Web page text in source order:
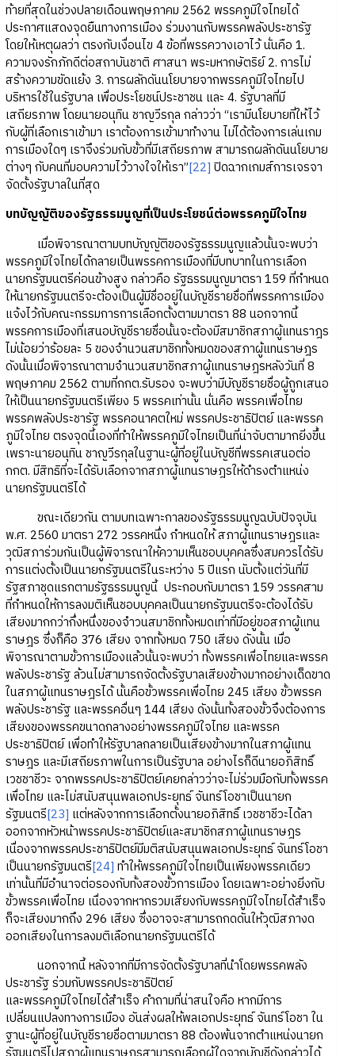
ท้ายที่สุดในช่วงปลายเดือนพฤษภาคม 2562 พรรคภูมิใจไทยได้
ประกาศแสดงจุดยืนทางการเมือง ร่วมงานกับพรรคพลังประชารัฐ
โดยให้เหตุผลว่า ตรงกับเงื่อนไข 4 ข้อที่พรรควางเอาไว้ นั่นคือ 1.
ความจงรักภักดีต่อสถาบันชาติ ศาสนา พระมหากษัตริย์ 2. การไม่
สร้างความขัดแย้ง 3. การผลักดันนโยบายจากพรรคภูมิใจไทยไป
บริหารใช้ในรัฐบาล เพื่อประโยชน์ประชาชน และ 4. รัฐบาลที่มี
เสถียรภาพ โดยนายอนุทิน ชาญวีรกุล กล่าวว่า “เรามีนโยบายที่ให้ไว้
กับผู้ที่เลือกเราเข้ามา เราต้องการเข้ามาทำงาน ไม่ได้ต้องการเล่นเกม
การเมืองใดๆ เราจึงร่วมกับขั้วที่มีเสถียรภาพ สามารถผลักดันนโยบาย
ต่างๆ กับคนที่มอบความไว้วางใจให้เรา”[22] ปิดฉากเกมส์การเจรจา
จัดตั้งรัฐบาลในที่สุด
บทบัญญัติของรัฐธรรมนูญที่เป็นประโยชน์ต่อพรรคภูมิใจไทย
เมื่อพิจารณาตามบทบัญญัติของรัฐธรรมนูญแล้วนั้นจะพบว่า
พรรคภูมิใจไทยได้กลายเป็นพรรคการเมืองที่มีบทบาทในการเลือก
นายกรัฐมนตรีค่อนข้างสูง กล่าวคือ รัฐธรรมนูญมาตรา 159 ที่กำหนด
ให้นายกรัฐมนตรีจะต้องเป็นผู้มีชื่ออยู่ในบัญชีรายชื่อที่พรรคการเมือง
แจ้งไว้กับคณะกรรมการการเลือกตั้งตามมาตรา 88 นอกจากนี้
พรรคการเมืองที่เสนอบัญชีรายชื่อนั้นจะต้องมีสมาชิกสภาผู้แทนราฎร
ไม่น้อยว่าร้อยละ 5 ของจำนวนสมาชิกทั้งหมดของสภาผู้แทนราษฎร
ดังนั้นเมื่อพิจารณาตามจำนวนสมาชิกสภาผู้แทนราษฎรหลังวันที่ 8
พฤษภาคม 2562 ตามที่กกต.รับรอง จะพบว่ามีบัญชีรายชื่อผู้ถูกเสนอ
ให้เป็นนายกรัฐมนตรีเพียง 5 พรรคเท่านั้น นั่นคือ พรรคเพื่อไทย
พรรคพลังประชารัฐ พรรคอนาคตใหม่ พรรคประชาธิปัตย์ และพรรค
ภูมิใจไทย ตรงจุดนี้เองที่ทำให้พรรคภูมิใจไทยเป็นที่น่าจับตามากยิ่งขึ้น
เพราะนายอนุทิน ชาญวีรกุลในฐานะผู้ที่อยู่ในบัญชีที่พรรคเสนอต่อ
กกต. มีสิทธิที่จะได้รับเลือกจากสภาผู้แทนราษฎรให้ดำรงตำแหน่ง
นายกรัฐมนตรีได้
ขณะเดียวกัน ตามบทเฉพาะกาลของรัฐธรรมนูญฉบับปัจจุบัน
พ.ศ. 2560 มาตรา 272 วรรคหนึ่ง กำหนดให้ สภาผู้แทนราษฎรและ
วุฒิสภาร่วมกันเป็นผู้พิจารณาให้ความเห็นชอบบุคคลซึ่งสมควรได้รับ
การแต่งตั้งเป็นนายกรัฐมนตรีในระหว่าง 5 ปีแรก นับตั้งแต่วันที่มี
รัฐสภาชุดแรกตามรัฐธรรมนูญนี้ ประกอบกับมาตรา 159 วรรคสาม
ที่กำหนดให้การลงมติเห็นชอบบุคคลเป็นนายกรัฐมนตรีจะต้องได้รับ
เสียงมากกว่ากึ่งหนึ่งของจำวนสมาชิกทั้งหมดเท่าที่มีอยู่ขอสภาผู้แทน
ราษฎร ซึ่งก็คือ 376 เสียง จากทั้งหมด 750 เสียง ดังนั้น เมื่อ
พิจารณาตามขั้วการเมืองแล้วนั้นจะพบว่า ทั้งพรรคเพื่อไทยและพรรค
พลังประชารัฐ ล้วนไม่สามารถจัดตั้งรัฐบาลเสียงข้างมากอย่างเด็ดขาด
ในสภาผู้แทนราษฎรได้ นั้นคือขั้วพรรคเพื่อไทย 245 เสียง ขั้วพรรค
พลังประชารัฐ และพรรคอื่นๆ 144 เสียง ดังนั้นทั้งสองขั้วจึงต้องการ
เสียงของพรรคขนาดกลางอย่างพรรคภูมิใจไทย และพรรค
ประชาธิปัตย์ เพื่อทำให้รัฐบาลกลายเป็นเสียงข้างมากในสภาผู้แทน
ราษฎร และมีเสถียรภาพในการเป็นรัฐบาล อย่างไรก็ดีนายอภิสิทธิ์
เวชชาชีวะ จากพรรคประชาธิปัตย์เคยกล่าวว่าจะไม่ร่วมมือกับทั้งพรรค
เพื่อไทย และไม่สนับสนุนพลเอกประยุทธ์ จันทร์โอชาเป็นนายก
รัฐมนตรี[23] แต่หลังจากการเลือกตั้งนายอภิสิทธิ์ เวชชาชีวะได้ลา
ออกจากหัวหน้าพรรคประชาธิปัตย์และสมาชิกสภาผู้แทนราษฎร
เนื่องจากพรรคประชาธิปัตย์มีมติสนับสนุนพลเอกประยุทธ์ จันทร์โอชา
เป็นนายกรัฐมนตรี[24] ทำให้พรรคภูมิใจไทยเป็นเพียงพรรคเดียว
เท่านั้นที่มีอำนาจต่อรองกับทั้งสองขั้วการเมือง โดยเฉพาะอย่างยิ่งกับ
ขั้วพรรคเพื่อไทย เนื่องจากหากรวมเสียงกับพรรคภูมิใจไทยได้สำเร็จ
ก็จะเสียงมากถึง 296 เสียง ซึ่งอาจจะสามารถกดดันให้วุฒิสภางด
ออกเสียงในการลงมติเลือกนายกรัฐมนตรีได้
นอกจากนี้ หลังจากที่มีการจัดตั้งรัฐบาลที่นำโดยพรรคพลัง
ประชารัฐ ร่วมกับพรรคประชาธิปัตย์
และพรรคภูมิใจไทยได้สำเร็จ คำถามที่น่าสนใจคือ หากมีการ
เปลี่ยนแปลงทางการเมือง อันส่งผลให้พลเอกประยุทธ์ จันทร์โอชา ใน
ฐานะผู้ที่อยู่ในบัญชีรายชื่อตามมาตรา 88 ต้องพ้นจากตำแหน่งนายก